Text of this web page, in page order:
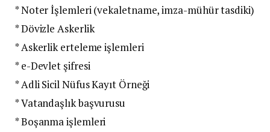
* Noter İşlemleri (vekaletname, imza-mühür tasdiki)
* Dövizle Askerlik
* Askerlik erteleme işlemleri
* e-Devlet şifresi
* Adli Sicil Nüfus Kayıt Örneği
* Vatandaşlık başvurusu
* Boşanma işlemleri